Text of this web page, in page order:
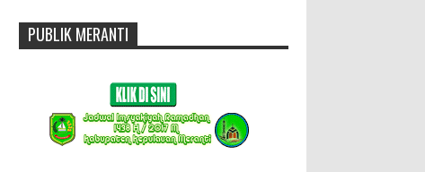
PUBLIK MERANTI